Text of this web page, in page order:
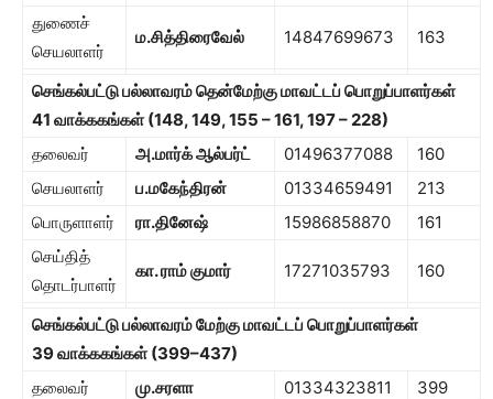
துணைச்
செயலாளர்
ம.சித்திரைவேல் 14847699673 163
செங்கல்பட்டு பல்லாவரம் தென்மேற்கு மாவட்டப் பொறுப்பாளர்கள்
41 வாக்ககங்கள் (148, 149, 155 – 161, 197–228)
தலைவர்
அ.மார்க் ஆல்பர்ட் 01496377088
160
செயலாளர்
ப.மகேந்திரன் 01334659491
213
பொருளாளர்
ரா.தினேஷ் 15986858870
161
செய்தித்
தொடர்பாளர்
கா. ராம் குமார் 17271035793 160
செங்கல்பட்டு பல்லாவரம் மேற்கு மாவட்டப் பொறுப்பாளர்கள்
39வாக்ககங்கள் (399–437)
தலைவர்
மு.சரளா 01334323811
399